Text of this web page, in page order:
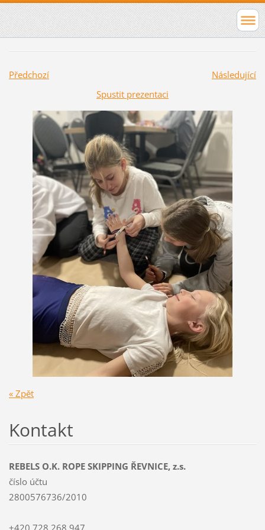
Předchozí
Následující
Spustit prezentaci
« Zpět
Kontakt
REBELS O.K. ROPE SKIPPING ŘEVNICE, z.s.
číslo účtu
2800576736/2010
+420 728 268 947